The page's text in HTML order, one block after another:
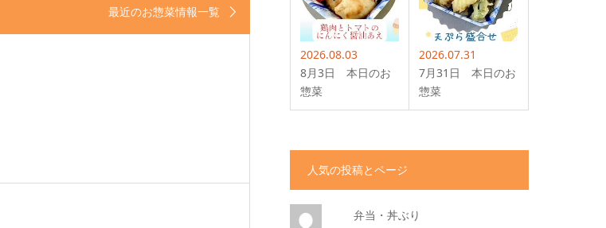
最近のお惣菜情報一覧
2026.08.03
8月3日 本日のお
惣菜
2026.07.31
7月31日 本日のお
惣菜
人気の投稿とページ
弁当・丼ぶり